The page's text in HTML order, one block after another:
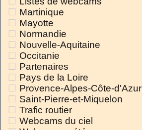
Martinique
Mayotte
Normandie
Nouvelle-Aquitaine
Occitanie
Partenaires
Pays de la Loire
Provence-Alpes-Côte-d'Azur
Saint-Pierre-et-Miquelon
Trafic routier
Webcams du ciel